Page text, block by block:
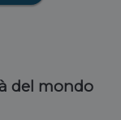
del mondo